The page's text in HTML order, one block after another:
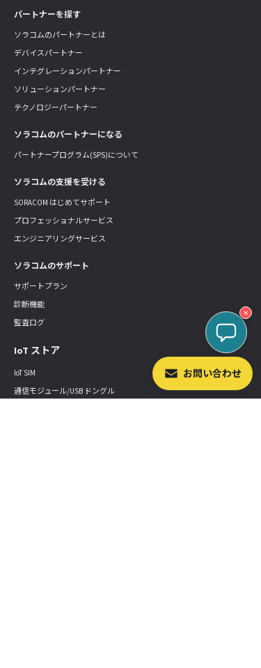
お問い合わせ
パートナーを探す
ソラコムのパートナーとは
デバイスパートナー
インテグレーションパートナー
ソリューションパートナー
テクノロジーパートナー
ソラコムのパートナーになる
パートナープログラム(SPS)について
ソラコムの支援を受ける
SORACOM はじめてサポート
プロフェッショナルサービス
エンジニアリングサービス
ソラコムのサポート
サポートプラン
診断機能
監査ログ
IoT ストア
IoT SIM
通信モジュール/USB ドングル
✕